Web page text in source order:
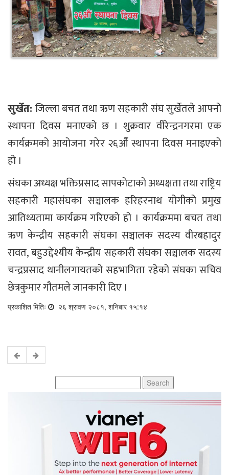
सुर्खेत: जिल्ला बचत तथा ऋण सहकारी संघ सुर्खेतले आफ्नो
स्थापना दिवस मनाएको छ । शुक्रवार वीरेन्द्रनगरमा एक
कार्यक्रमको आयोजना गरेर २६औँ स्थापना दिवस मनाइएको
हो ।
संघका अध्यक्ष भक्तिप्रसाद सापकोटाको अध्यक्षता तथा राष्ट्रिय
सहकारी महासंघका सञ्चालक हरिहरनाथ योगीको प्रमुख
आतिथ्यतामा कार्यक्रम गरिएको हो । कार्यक्रममा बचत तथा
ऋण केन्द्रीय सहकारी संघका सञ्चालक सदस्य वीरबहादुर
रावत, बहुउद्देश्यीय केन्द्रीय सहकारी संघका सञ्चालक सदस्य
चन्द्रप्रसाद थानीलगायतको सहभागिता रहेको संघका सचिव
छेत्रकुमार गौतमले जानकारी दिए ।
प्रकाशित मितिः २६ श्रावण २०८१, शनिबार १५:१४
for: